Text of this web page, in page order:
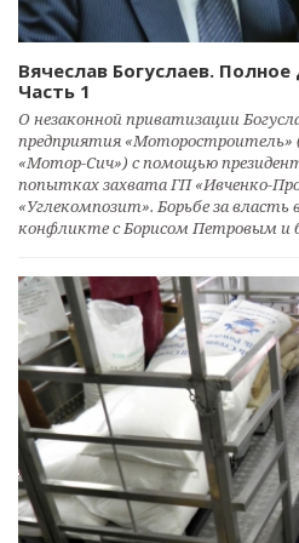
Вячеслав Богуслаев.
Часть 1
О незаконной приватизации
предприятия «Моторостроитель»
«Мотор-Сич») с помощью
попытках захвата ГП «Ивченко-
«Углекомпозит». Борьбе за
конфликте с Борисом Петровым